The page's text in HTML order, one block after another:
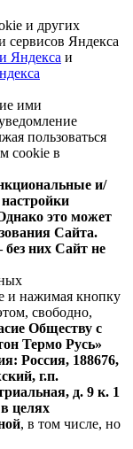
и других
сервисов Яндекса
Яндекса и
ими
пользоваться
cookie в
и/
это может
Сайта.
них Сайт не
и нажимая кнопку
свободно,
Обществу с
Термо Русь»
Россия, 188676,
г.п.
д. 9 к. 1
в целях
, в том числе, но